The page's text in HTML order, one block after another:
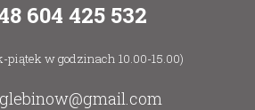
604 425 532
piątek w godzinach 10.00-15.00)